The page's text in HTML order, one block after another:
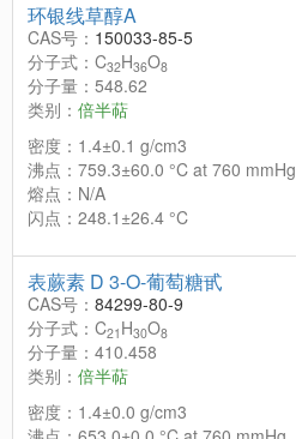
环银线草醇A
CAS号： 150033-85-5
分子式：C32H36O8
分子量：548.62
类别： 倍半萜
密度：1.4±0.1 g/cm3
沸点：759.3±60.0 °C at 760 mmHg
熔点：N/A
闪点：248.1±26.4 °C
表蕨素 D 3-O-葡萄糖甙
CAS号： 84299-80-9
分子式：C21 H30O8
分子量：410.458
类别： 倍半萜
密度：1.4±0.0 g/cm3